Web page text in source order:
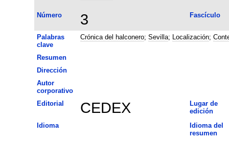
Número 3 Fascículo
Palabras
clave
Crónica del halconero; Sevilla; Localización;
Resumen
Dirección
Autor
corporativo
Editorial
CEDEX
Lugar de
edición
Idioma
Idioma del
resumen